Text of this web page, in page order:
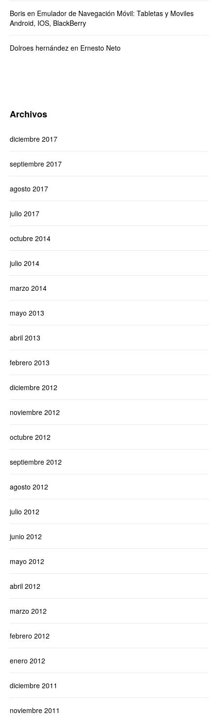
Boris en Emulador de Navegación Móvil: Tabletas y Moviles
Android, IOS, BlackBerry
Dolroes hernández en Ernesto Neto
Archivos
diciembre 2017
septiembre 2017
agosto 2017
julio 2017
octubre 2014
julio 2014
marzo 2014
mayo 2013
abril 2013
febrero 2013
diciembre 2012
noviembre 2012
octubre 2012
septiembre 2012
agosto 2012
julio 2012
junio 2012
mayo 2012
abril 2012
marzo 2012
febrero 2012
enero 2012
diciembre 2011
noviembre 2011